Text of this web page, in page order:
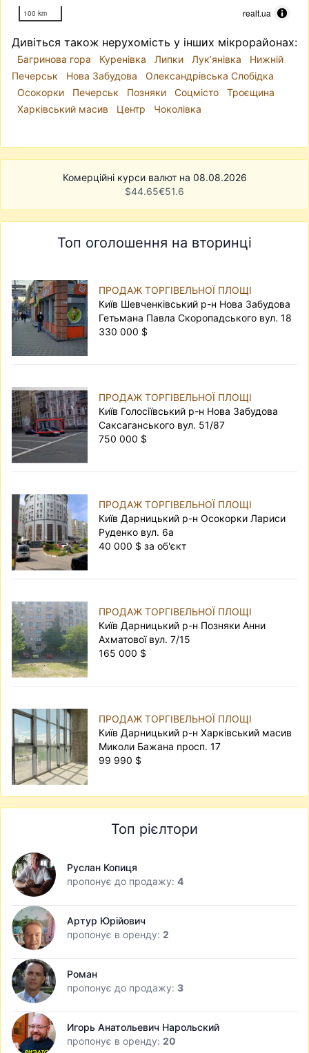
100 km realt.ua
Дивіться також нерухомість у інших мікрорайонах:
Багринова гора Куренівка Липки Лук’янівка
Нижній
Печерськ
Нова Забудова
Олександрівська Слобідка
Осокорки
Печерськ Позняки Соцмісто
Троєщина
Харківський масив
Центр Чоколівка
Комерційні курси валют на 08.08.2026
$44.65€51.6
Топ оголошення на вторинці
ПРОДАЖ ТОРГІВЕЛЬНОЇ ПЛОЩІ
Київ Шевченківський р-н Нова Забудова
Гетьмана Павла Скоропадського вул. 18
330 000 $
ПРОДАЖ ТОРГІВЕЛЬНОЇ ПЛОЩІ
Київ Голосіївський р-н Нова Забудова
Саксаганського вул. 51/87
750 000 $
ПРОДАЖ ТОРГІВЕЛЬНОЇ ПЛОЩІ
Київ Дарницький р-н Осокорки Лариси
Руденко вул. 6а
40 000 $ за об'єкт
ПРОДАЖ ТОРГІВЕЛЬНОЇ ПЛОЩІ
Київ Дарницький р-н Позняки Анни
Ахматової вул. 7/15
165 000 $
ПРОДАЖ ТОРГІВЕЛЬНОЇ ПЛОЩІ
Київ Дарницький р-н Харківський масив
Миколи Бажана просп. 17
99 990 $
Топ рієлтори
Руслан Копиця
пропонує до продажу: 4
Артур Юрійович
пропонує в оренду: 2
Роман
пропонує до продажу: 3
Игорь Анатольевич Нарольский
пропонує в оренду: 20